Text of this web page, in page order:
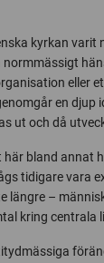
kyrkan varit
eller
en djup
ut och då
här bland annat
tidigare vara
längre –
kring centrala